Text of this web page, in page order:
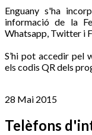
Enguany s'ha
informació de la
Whatsapp, Twitter i
S’hi pot accedir pel
els codis QR dels
28 Mai 2015
Telèfons